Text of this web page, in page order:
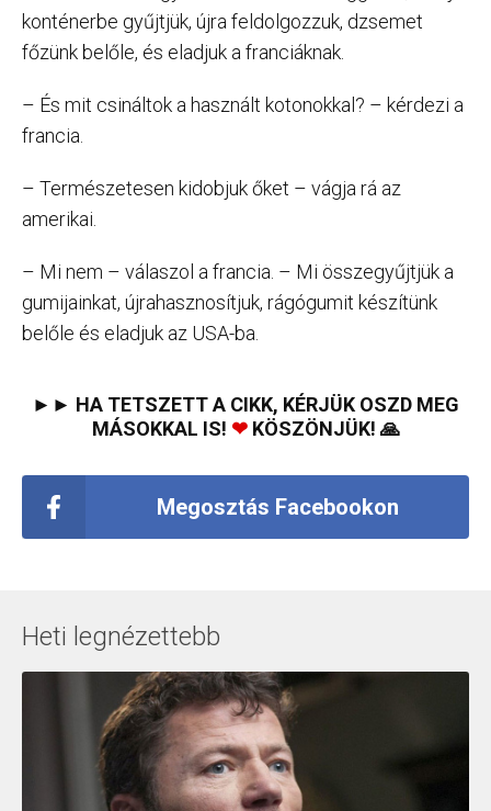
konténerbe gyűjtjük, újra feldolgozzuk, dzsemet
főzünk belőle, és eladjuk a franciáknak.
– És mit csináltok a használt kotonokkal? – kérdezi a
francia.
– Természetesen kidobjuk őket – vágja rá az
amerikai.
– Mi nem – válaszol a francia. – Mi összegyűjtjük a
gumijainkat, újrahasznosítjuk, rágógumit készítünk
belőle és eladjuk az USA-ba.
►► HA TETSZETT A CIKK, KÉRJÜK OSZD MEG
MÁSOKKAL IS! ❤KÖSZÖNJÜK! 🙏
Megosztás Facebookon
Heti legnézettebb